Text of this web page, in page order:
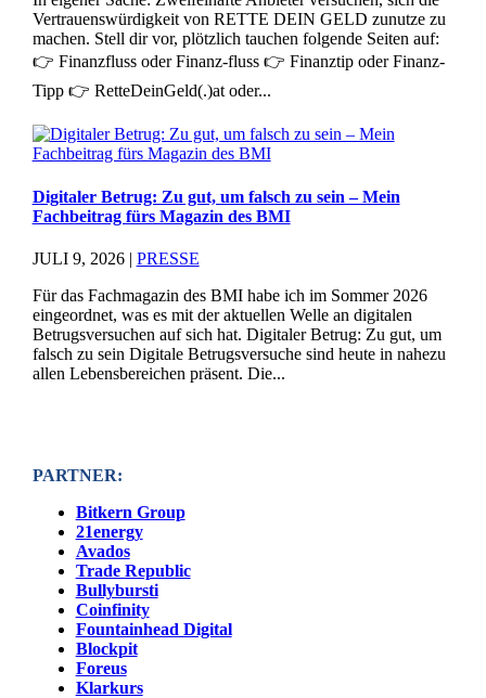
Vertrauenswürdigkeit von RETTE DEIN GELD zunutze zu
machen. Stell dir vor, plötzlich tauchen folgende Seiten auf:
👉 Finanzfluss oder Finanz-fluss 👉 Finanztip oder Finanz-
Tipp 👉 RetteDeinGeld(.)at oder...
Digitaler Betrug: Zu gut, um falsch zu sein – Mein
Fachbeitrag fürs Magazin des BMI
JULI 9, 2026| PRESSE
Für das Fachmagazin des BMI habe ich im Sommer 2026
eingeordnet, was es mit der aktuellen Welle an digitalen
Betrugsversuchen auf sich hat. Digitaler Betrug: Zu gut, um
falsch zu sein Digitale Betrugsversuche sind heute in nahezu
allen Lebensbereichen präsent. Die...
PARTNER:
Bitkern Group
21energy
Avados
Trade Republic
Bullybursti
Coinfinity
Fountainhead Digital
Blockpit
Foreus
Klarkurs